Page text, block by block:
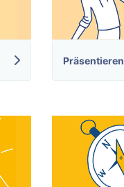
Präsentieren